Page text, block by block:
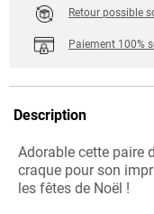
Retour possible
Paiement 100%
Description
Adorable cette paire
craque pour son
les fêtes de Noël !